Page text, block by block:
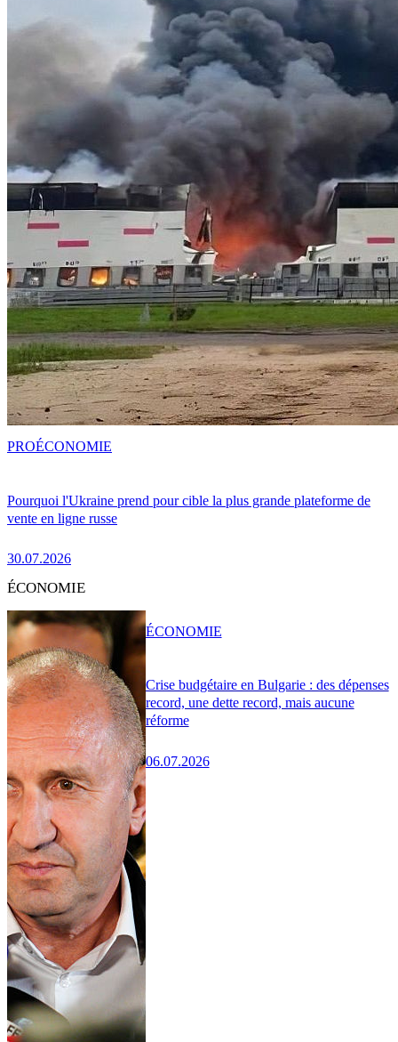
Pourquoi l'Ukraine prend pour cible la plus grande plateforme de
vente en ligne russe
30.07.2026
PROÉCONOMIE
ÉCONOMIE
Crise budgétaire en Bulgarie : des dépenses
record, une dette record, mais aucune
réforme
06.07.2026
ÉCONOMIE